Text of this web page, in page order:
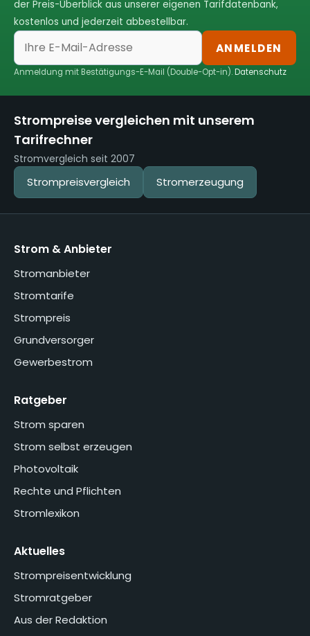
der Preis-Überblick aus unserer eigenen Tarifdatenbank,
kostenlos und jederzeit abbestellbar.
ANMELDEN
Anmeldung mit Bestätigungs-E-Mail (Double-Opt-in).Datenschutz
Strompreise vergleichen mit unserem
Tarifrechner
Stromvergleich seit 2007
Strompreisvergleich Stromerzeugung
Strom & Anbieter
Stromanbieter
Stromtarife
Strompreis
Grundversorger
Gewerbestrom
Ratgeber
Strom sparen
Strom selbst erzeugen
Photovoltaik
Rechte und Pflichten
Stromlexikon
Aktuelles
Strompreisentwicklung
Stromratgeber
Aus der Redaktion